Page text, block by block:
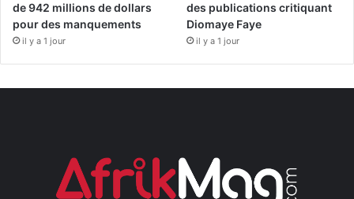
de 942 millions de dollars
pour des manquements
il y a 1 jour
des publications critiquant
Diomaye Faye
il y a 1 jour